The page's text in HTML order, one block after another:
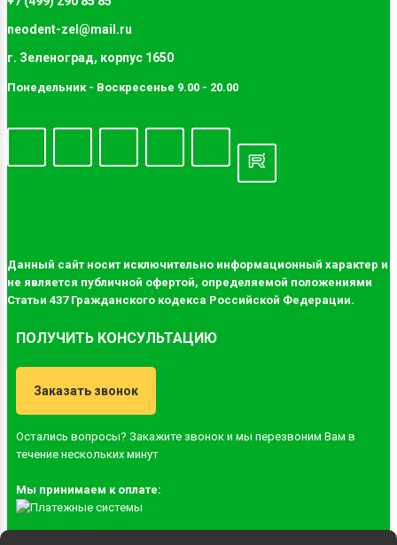
neodent-zel@mail.ru
г. Зеленоград, корпус 1650
Понедельник - Воскресенье 9.00 - 20.00
Данный сайт носит исключительно информационный характер и
не является публичной офертой, определяемой положениями
Статьи 437 Гражданского кодекса Российской Федерации.
ПОЛУЧИТЬ КОНСУЛЬТАЦИЮ
Заказать звонок
Остались вопросы? Закажите звонок и мы перезвоним Вам в
течение нескольких минут
Мы принимаем к оплате: